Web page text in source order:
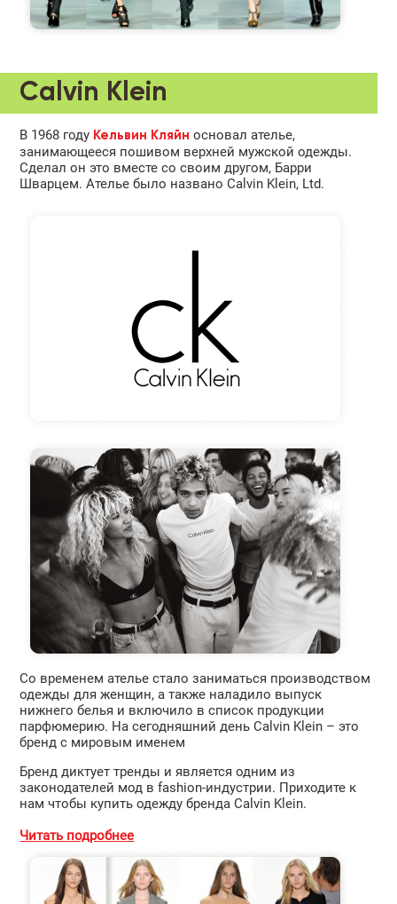
Calvin Klein
В 1968 году Кельвин Кляйн основал ателье,
занимающееся пошивом верхней мужской одежды.
Сделал он это вместе со своим другом, Барри
Шварцем. Ателье было названо Calvin Klein, Ltd.
Со временем ателье стало заниматься производством
одежды для женщин, а также наладило выпуск
нижнего белья и включило в список продукции
парфюмерию. На сегодняшний день Calvin Klein – это
бренд с мировым именем
Бренд диктует тренды и является одним из
законодателей мод в fashion-индустрии. Приходите к
нам чтобы купить одежду бренда Calvin Klein.
Читать подробнее